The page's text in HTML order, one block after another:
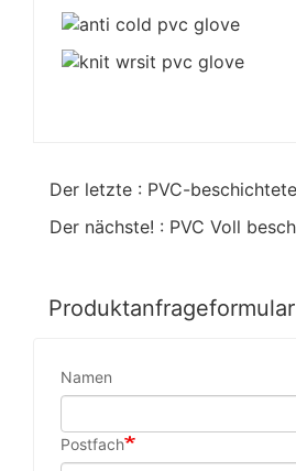
Produktanfrageformular
Namen
Postfach